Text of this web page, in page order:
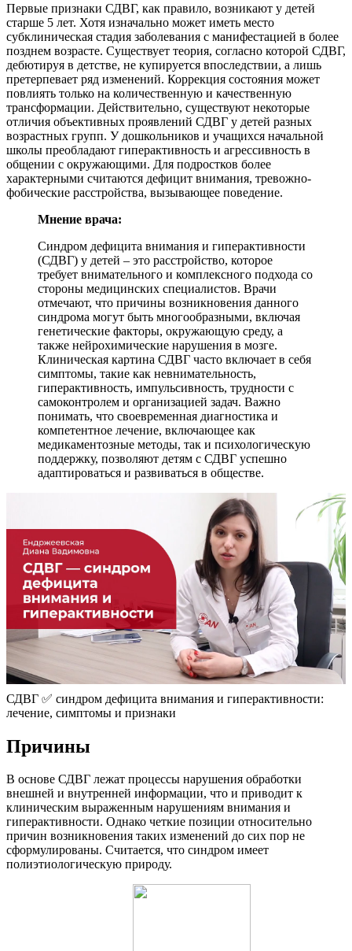
Первые признаки СДВГ, как правило, возникают у детей
старше 5 лет. Хотя изначально может иметь место
субклиническая стадия заболевания с манифестацией в более
позднем возрасте. Существует теория, согласно которой СДВГ,
дебютируя в детстве, не купируется впоследствии, а лишь
претерпевает ряд изменений. Коррекция состояния может
повлиять только на количественную и качественную
трансформации. Действительно, существуют некоторые
отличия объективных проявлений СДВГ у детей разных
возрастных групп. У дошкольников и учащихся начальной
школы преобладают гиперактивность и агрессивность в
общении с окружающими. Для подростков более
характерными считаются дефицит внимания, тревожно-
фобические расстройства, вызывающее поведение.
Мнение врача:
Синдром дефицита внимания и гиперактивности
(СДВГ) у детей – это расстройство, которое
требует внимательного и комплексного подхода со
стороны медицинских специалистов. Врачи
отмечают, что причины возникновения данного
синдрома могут быть многообразными, включая
генетические факторы, окружающую среду, а
также нейрохимические нарушения в мозге.
Клиническая картина СДВГ часто включает в себя
симптомы, такие как невнимательность,
гиперактивность, импульсивность, трудности с
самоконтролем и организацией задач. Важно
понимать, что своевременная диагностика и
компетентное лечение, включающее как
медикаментозные методы, так и психологическую
поддержку, позволяют детям с СДВГ успешно
адаптироваться и развиваться в обществе.
СДВГ ✅ синдром дефицита внимания и гиперактивности:
лечение, симптомы и признаки
Причины
В основе СДВГ лежат процессы нарушения обработки
внешней и внутренней информации, что и приводит к
клиническим выраженным нарушениям внимания и
гиперактивности. Однако четкие позиции относительно
причин возникновения таких изменений до сих пор не
сформулированы. Считается, что синдром имеет
полиэтиологическую природу.